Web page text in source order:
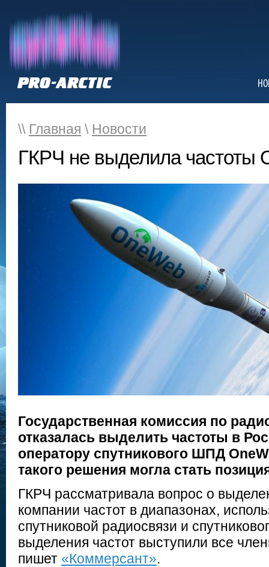
\\ Главная \ Новости
ГКРЧ не выделила частоты
Государственная комиссия по
отказалась выделить частоты в
оператору спутникового ШПД
такого решения могла стать
ГКРЧ рассматривала вопрос о
компании частот в диапазонах,
спутниковой радиосвязи и
выделения частот выступили все
пишет «Коммерсант».